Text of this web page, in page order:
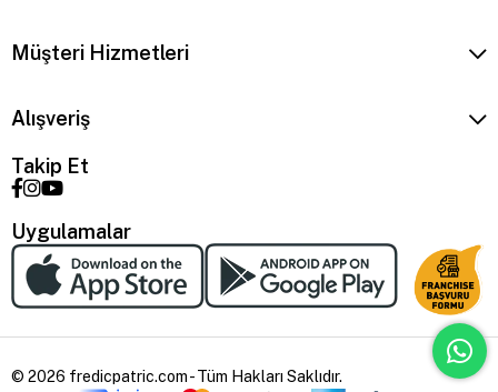
Müşteri Hizmetleri
Alışveriş
Takip Et
Uygulamalar
© 2026 fredicpatric.com - Tüm Hakları Saklıdır.